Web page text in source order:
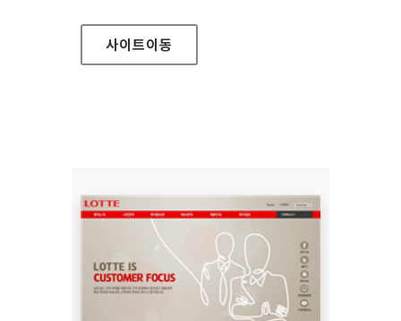
사이트이동